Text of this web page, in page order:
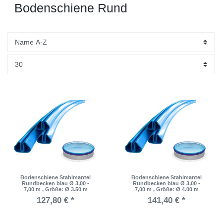
Bodenschiene Rund
Bodenschiene Stahlmantel
Rundbecken blau Ø 3,00 -
7,00 m , Größe: Ø 3.50 m
127,80 € *
Bodenschiene Stahlmantel
Rundbecken blau Ø 3,00 -
7,00 m , Größe: Ø 4.00 m
141,40 € *